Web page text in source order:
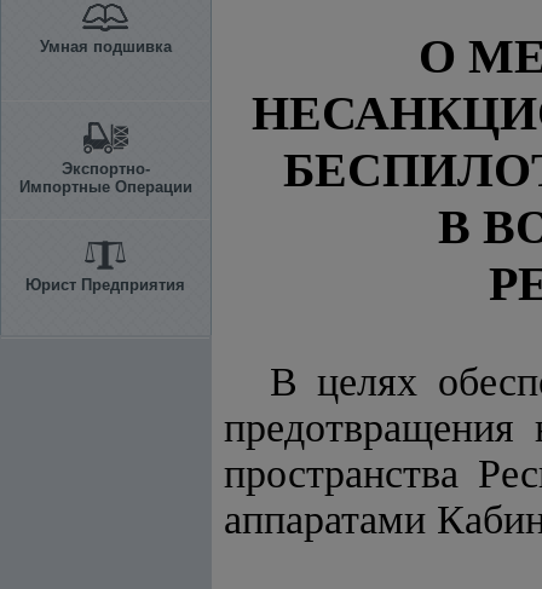
Умная подшивка
Экспортно-
Импортные Операции
Юрист Предприятия
О
В
В целях
предотвращения
пространства
аппаратами